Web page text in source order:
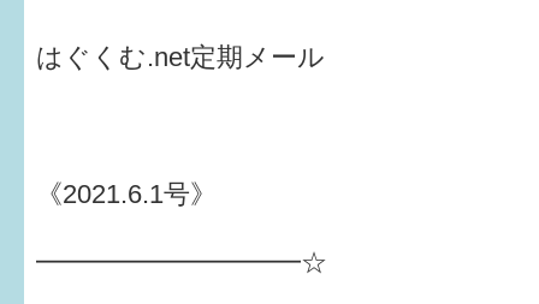
はぐくむ.net定期メール
《2021.6.1号》
━━━━━━━━━━☆
健診・予防接種
子どもを預けたい